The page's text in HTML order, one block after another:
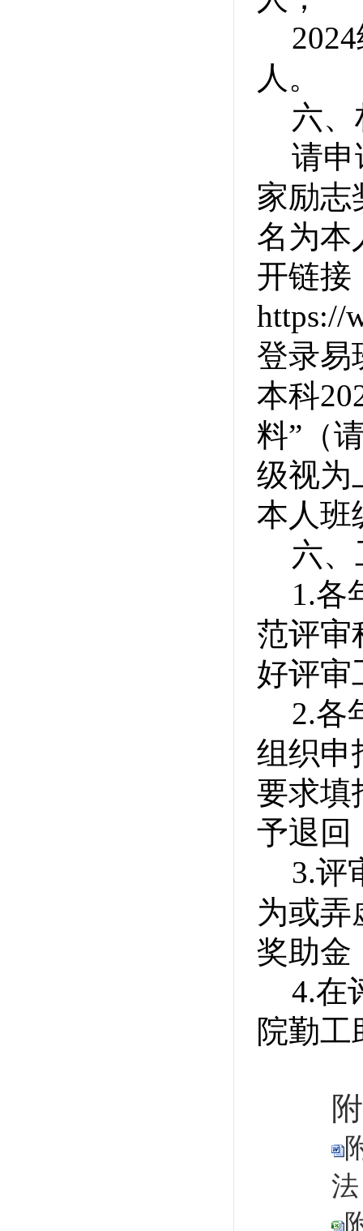
2024
人。
六
请申
家励志
名为本
开链接
https://
登录易
本科
料”（
级视为
本人班
六
1.各
范评审
好评审
2.各
组织申
要求填
予退回
3.评
为或弄
奖助金
4.在
院勤工